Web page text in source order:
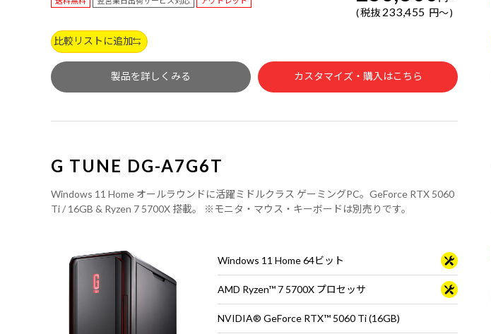
税抜 233,455 円～
比較リストに追加
製品を詳しくみる カスタマイズ・購入はこちら
G TUNE DG-A7G6T
Windows 11 Home オールラウンドに活躍ミドルクラス ゲーミングPC。GeForce RTX 5060
Ti / 16GB & Ryzen 7 5700X 搭載。 ※モニタ・マウス・キーボードは別売りです。
Windows 11 Home 64ビット
AMD Ryzen™ 7 5700X プロセッサ
NVIDIA® GeForce RTX™ 5060 Ti (16GB)